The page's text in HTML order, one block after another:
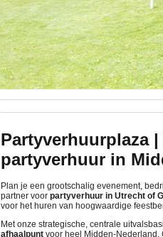
Partyverhuurplaza
partyverhuur in
Plan je een grootschalig evenement,
partner voor partyverhuur in Utrecht of
voor het huren van hoogwaardige
Met onze strategische, centrale
afhaalpunt voor heel Midden-Nederland.